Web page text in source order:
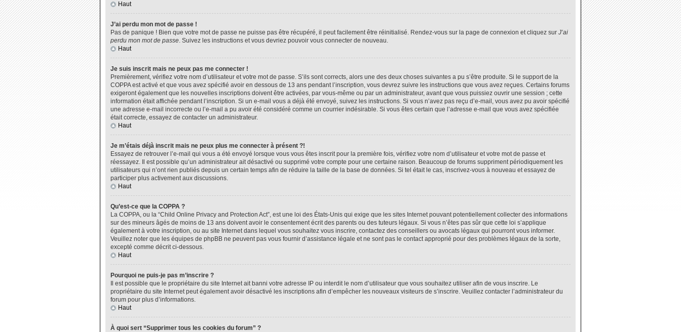
Haut
J’ai perdu mon mot de passe !
Pas de panique ! Bien que votre mot de passe ne puisse pas être récupéré, il peut facilement être réinitialisé. Rendez-vous sur la page de connexion et cliquez sur J’ai
perdu mon mot de passe. Suivez les instructions et vous devriez pouvoir vous connecter de nouveau.
Haut
Je suis inscrit mais ne peux pas me connecter !
Premièrement, vérifiez votre nom d’utilisateur et votre mot de passe. S’ils sont corrects, alors une des deux choses suivantes a pu s’être produite. Si le support de la
COPPA est activé et que vous avez spécifié avoir en dessous de 13 ans pendant l’inscription, vous devrez suivre les instructions que vous avez reçues. Certains forums
exigeront également que les nouvelles inscriptions doivent être activées, par vous-même ou par un administrateur, avant que vous puissiez ouvrir une session ; cette
information était affichée pendant l’inscription. Si un e-mail vous a déjà été envoyé, suivez les instructions. Si vous n’avez pas reçu d’e-mail, vous avez pu avoir spécifié
une adresse e-mail incorrecte ou l’e-mail a pu avoir été considéré comme un courrier indésirable. Si vous êtes certain que l’adresse e-mail que vous avez spécifiée
était correcte, essayez de contacter un administrateur.
Haut
Je m’étais déjà inscrit mais ne peux plus me connecter à présent ?!
Essayez de retrouver l’e-mail qui vous a été envoyé lorsque vous vous êtes inscrit pour la première fois, vérifiez votre nom d’utilisateur et votre mot de passe et
réessayez. Il est possible qu’un administrateur ait désactivé ou supprimé votre compte pour une certaine raison. Beaucoup de forums suppriment périodiquement les
utilisateurs qui n’ont rien publiés depuis un certain temps afin de réduire la taille de la base de données. Si tel était le cas, inscrivez-vous à nouveau et essayez de
participer plus activement aux discussions.
Haut
Qu’est-ce que la COPPA ?
La COPPA, ou la “Child Online Privacy and Protection Act”, est une loi des États-Unis qui exige que les sites Internet pouvant potentiellement collecter des informations
sur des mineurs âgés de moins de 13 ans doivent avoir le consentement écrit des parents ou des tuteurs légaux. Si vous n’êtes pas sûr que cette loi s’applique
également à votre inscription, ou au site Internet dans lequel vous souhaitez vous inscrire, contactez des conseillers ou avocats légaux qui pourront vous informer.
Veuillez noter que les équipes de phpBB ne peuvent pas vous fournir d’assistance légale et ne sont pas le contact approprié pour des problèmes légaux de la sorte,
excepté comme décrit ci-dessous.
Haut
Pourquoi ne puis-je pas m’inscrire ?
Il est possible que le propriétaire du site Internet ait banni votre adresse IP ou interdit le nom d’utilisateur que vous souhaitez utiliser afin de vous inscrire. Le
propriétaire du site Internet peut également avoir désactivé les inscriptions afin d’empêcher les nouveaux visiteurs de s’inscrire. Veuillez contacter l’administrateur du
forum pour plus d’informations.
Haut
À quoi sert “Supprimer tous les cookies du forum” ?